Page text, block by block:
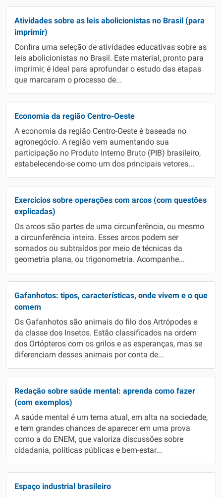
Atividades sobre as leis abolicionistas no Brasil (para
imprimir)
Confira uma seleção de atividades educativas sobre as
leis abolicionistas no Brasil. Este material, pronto para
imprimir, é ideal para aprofundar o estudo das etapas
que marcaram o processo de...
Economia da região Centro-Oeste
A economia da região Centro-Oeste é baseada no
agronegócio. A região vem aumentando sua
participação no Produto Interno Bruto (PIB) brasileiro,
estabelecendo-se como um dos principais vetores...
Exercícios sobre operações com arcos (com questões
explicadas)
Os arcos são partes de uma circunferência, ou mesmo
a circunferência inteira. Esses arcos podem ser
somados ou subtraídos por meio de técnicas da
geometria plana, ou trigonometria. Acompanhe...
Gafanhotos: tipos, características, onde vivem e o que
comem
Os Gafanhotos são animais do filo dos Artrópodes e
da classe dos Insetos. Estão classificados na ordem
dos Ortópteros com os grilos e as esperanças, mas se
diferenciam desses animais por conta de...
Redação sobre saúde mental: aprenda como fazer
(com exemplos)
A saúde mental é um tema atual, em alta na sociedade,
e tem grandes chances de aparecer em uma prova
como a do ENEM, que valoriza discussões sobre
cidadania, políticas públicas e bem-estar...
Espaço industrial brasileiro